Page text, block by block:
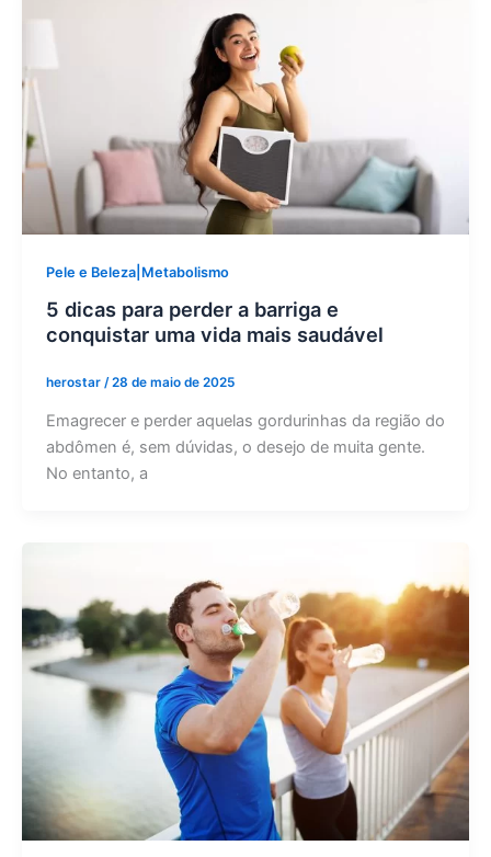
Pele e Beleza|Metabolismo
5 dicas para perder a barriga e
conquistar uma vida mais saudável
herostar /28 de maio de 2025
Emagrecer e perder aquelas gordurinhas da região do
abdômen é, sem dúvidas, o desejo de muita gente.
No entanto, a